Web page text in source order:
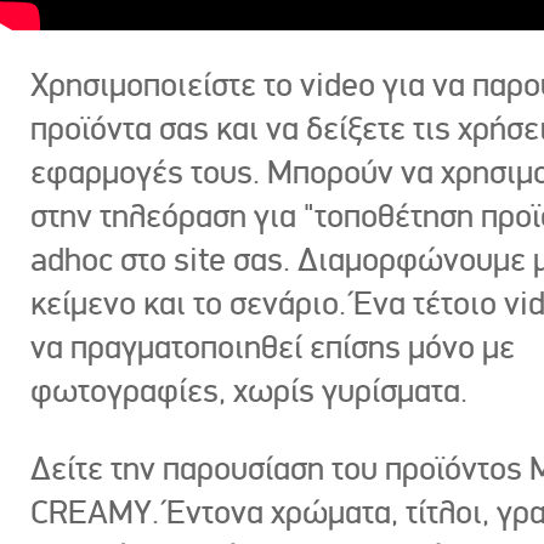
Χρησιμοποιείστε το video για να
προϊόντα σας και να δείξετε τις
εφαρμογές τους. Μπορούν να
στην τηλεόραση για "τοποθέτηση
adhoc στο site σας. Διαμορφώνουμε
κείμενο και το σενάριο. Ένα τέτοιο
να πραγματοποιηθεί επίσης μόνο με
φωτογραφίες, χωρίς γυρίσματα.
Δείτε την παρουσίαση του προϊόντος
CREAMY. Έντονα χρώματα, τίτλοι,